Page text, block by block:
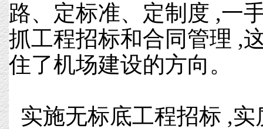
路、定标准、定制度 ,一
抓工程招标和合同管理 ,
住了机场建设的方向。
实施无标底工程招标 ,